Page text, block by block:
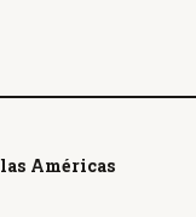
Américas